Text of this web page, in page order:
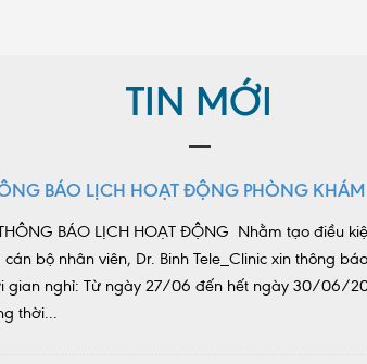
TIN MỚI
BÁO LỊCH HOẠT ĐỘNG PHÒNG
BÁO LỊCH HOẠT ĐỘNG Nhằm tạo điều
cán bộ nhân viên, Dr. Binh Tele_Clinic xin thông
gian nghỉ: Từ ngày 27/06 đến hết ngày 30/06/
thời...